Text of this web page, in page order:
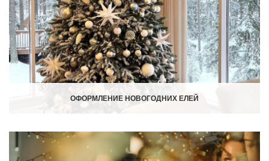
ОФОРМЛЕНИЕ НОВОГОДНИХ ЕЛЕЙ